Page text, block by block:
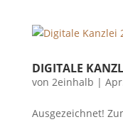
DIGITALE
von 2einhalb |
Ausgezeichnet!